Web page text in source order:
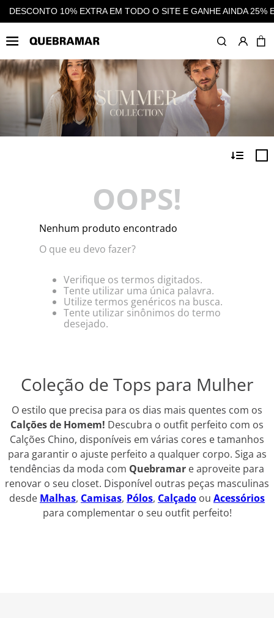
SITE E GANHE AINDA 25% EM CASHBACK EM TODAS AS
OOPS!
Nenhum produto encontrado
O que eu devo fazer?
Verifique os termos digitados.
Tente utilizar uma única palavra.
Utilize termos genéricos na busca.
Tente utilizar sinônimos do termo
desejado.
Coleção de Tops para Mulher
O estilo que precisa para os dias mais quentes com os
Calções de Homem! Descubra o outfit perfeito com os
Calções Chino, disponíveis em várias cores e tamanhos
para garantir o ajuste perfeito a qualquer corpo. Siga as
tendências da moda com Quebramar e aproveite para
renovar o seu closet. Disponível outras peças masculinas
desde Malhas, Camisas, Pólos, Calçado ou Acessórios
para complementar o seu outfit perfeito!